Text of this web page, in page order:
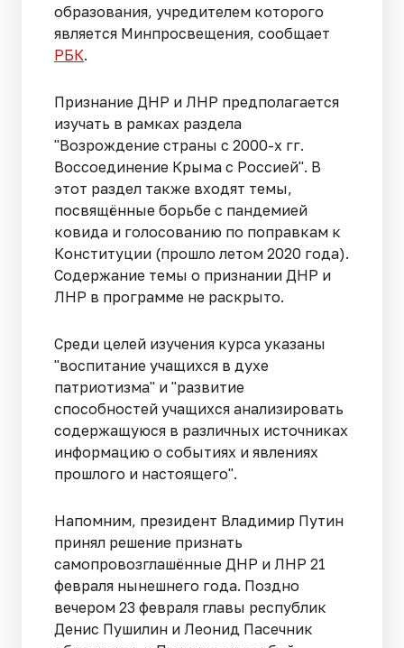
образования, учредителем которого
является Минпросвещения, сообщает
РБК.
Признание ДНР и ЛНР предполагается
изучать в рамках раздела
"Возрождение страны с 2000-х гг.
Воссоединение Крыма с Россией". В
этот раздел также входят темы,
посвящённые борьбе с пандемией
ковида и голосованию по поправкам к
Конституции (прошло летом 2020 года).
Содержание темы о признании ДНР и
ЛНР в программе не раскрыто.
Среди целей изучения курса указаны
"воспитание учащихся в духе
патриотизма" и "развитие
способностей учащихся анализировать
содержащуюся в различных источниках
информацию о событиях и явлениях
прошлого и настоящего".
Напомним, президент Владимир Путин
принял решение признать
самопровозглашённые ДНР и ЛНР 21
февраля нынешнего года. Поздно
вечером 23 февраля главы республик
Денис Пушилин и Леонид Пасечник